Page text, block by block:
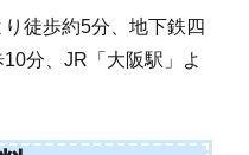
徒歩約5分、地下鉄四
分、JR「大阪駅」よ